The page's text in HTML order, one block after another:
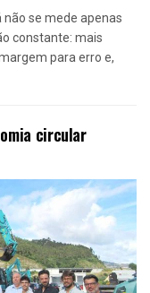
se mede apenas
constante: mais
para erro e,
circular